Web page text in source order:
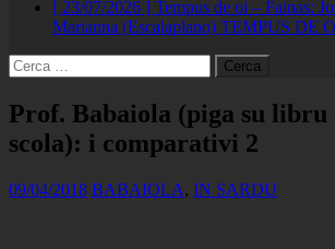
[ 23/07/2026 ] Tempus de oi – Fainas:
Marianna (Escalaplano) TEMPUS DE
Ricerca
per:
Prof. Babaiola (piga su libru
scola): i comparativi 2
09/04/2018 BABAIOLA, IN SARDU